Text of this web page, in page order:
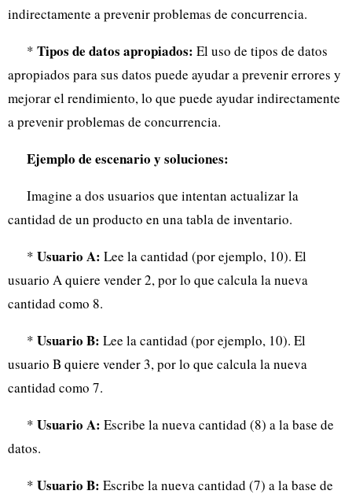
indirectamente a prevenir problemas de concurrencia.
* Tipos de datos apropiados: El uso de tipos de datos
apropiados para sus datos puede ayudar a prevenir errores y
mejorar el rendimiento, lo que puede ayudar indirectamente
a prevenir problemas de concurrencia.
Ejemplo de escenario y soluciones:
Imagine a dos usuarios que intentan actualizar la
cantidad de un producto en una tabla de inventario.
* Usuario A: Lee la cantidad (por ejemplo, 10). El
usuario A quiere vender 2, por lo que calcula la nueva
cantidad como 8.
* Usuario B: Lee la cantidad (por ejemplo, 10). El
usuario B quiere vender 3, por lo que calcula la nueva
cantidad como 7.
* Usuario A: Escribe la nueva cantidad (8) a la base de
datos.
* Usuario B: Escribe la nueva cantidad (7) a la base de